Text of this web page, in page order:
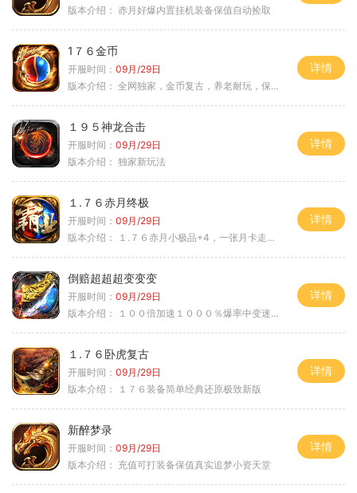
版本介绍： 赤月好爆内置挂机装备保值自动捡取
1７６金币
开服时间： 09月/29日
版本介绍： 全网独家，金币复古，养老耐玩，保底回収
详情
１９５神龙合击
开服时间： 09月/29日
版本介绍： 独家新玩法
详情
１.７６赤月终极
开服时间： 09月/29日
版本介绍：
１.７６赤月小极品+4，一张月卡走天涯c
详情
倒赔超超超变变变
开服时间： 09月/29日
版本介绍：
１００倍加速１０００％爆率中变迷失单职
详情
１.７６卧虎复古
开服时间： 09月/29日
版本介绍：
１７６装备简单经典还原极致新版
详情
新醉梦录
开服时间： 09月/29日
版本介绍： 充值可打装备保值真实追梦小资天堂
详情